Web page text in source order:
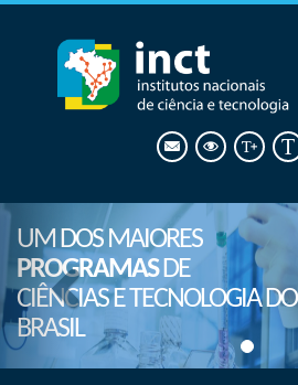
UM DOS MAIORES
PROGRAMASDE
CIÊNCIAS E TECNOLOGIA DO
BRASIL